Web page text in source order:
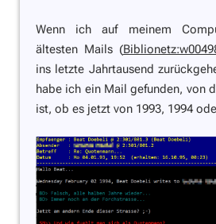
Wenn ich auf meinem
ältesten Mails (
ins letzte Jahrtausend
habe ich ein Mail gefunden, von
ist, ob es jetzt von 1993, 1994